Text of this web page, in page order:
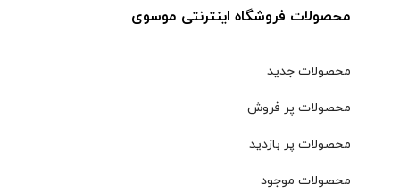
محصولات فروشگاه اینترنتی موسوی
محصولات جدید
محصولات پر فروش
محصولات پر بازدید
محصولات موجود